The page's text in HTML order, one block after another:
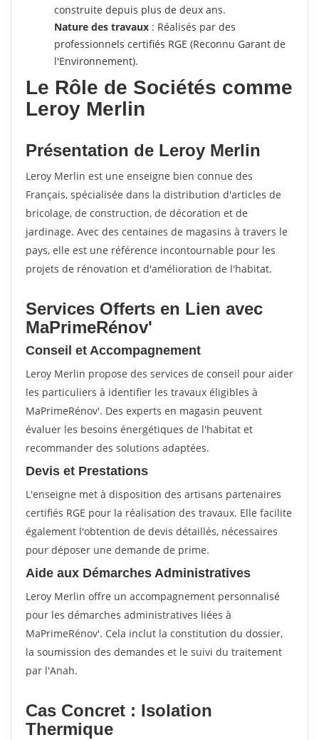
construite depuis plus de deux ans.
Nature des travaux : Réalisés par des
professionnels certifiés RGE (Reconnu Garant de
l'Environnement).
Le Rôle de Sociétés comme
Leroy Merlin
Présentation de Leroy Merlin
Leroy Merlin est une enseigne bien connue des
Français, spécialisée dans la distribution d'articles de
bricolage, de construction, de décoration et de
jardinage. Avec des centaines de magasins à travers le
pays, elle est une référence incontournable pour les
projets de rénovation et d'amélioration de l'habitat.
Services Offerts en Lien avec
MaPrimeRénov'
Conseil et Accompagnement
Leroy Merlin propose des services de conseil pour aider
les particuliers à identifier les travaux éligibles à
MaPrimeRénov'. Des experts en magasin peuvent
évaluer les besoins énergétiques de l'habitat et
recommander des solutions adaptées.
Devis et Prestations
L'enseigne met à disposition des artisans partenaires
certifiés RGE pour la réalisation des travaux. Elle facilite
également l'obtention de devis détaillés, nécessaires
pour déposer une demande de prime.
Aide aux Démarches Administratives
Leroy Merlin offre un accompagnement personnalisé
pour les démarches administratives liées à
MaPrimeRénov'. Cela inclut la constitution du dossier,
la soumission des demandes et le suivi du traitement
par l'Anah.
Cas Concret : Isolation
Thermique